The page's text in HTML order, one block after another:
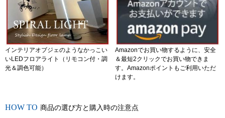
インテリアオブジェのようなかっこい
いLEDフロアライト（リモコン付・調
光＆調色可能）
Amazonでお買い物するように、安全
＆最短2クリックでお買い物できま
す。Amazonポイントもご利用いただ
けます。
商品の選び方と購入時の注意点